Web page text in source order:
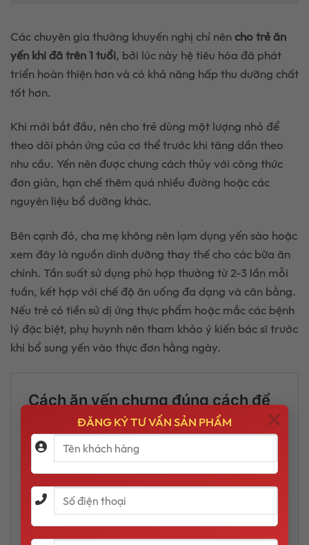
ĐĂNG KÝ TƯ VẤN SẢN PHẨM ×
Các chuyên gia thường khuyến nghị chỉ nêncho trẻ ăn
yến khi đã trên 1 tuổi, bởi lúc này hệ tiêu hóa đã phát
triển hoàn thiện hơn và có khả năng hấp thu dưỡng chất
tốt hơn.
Khi mới bắt đầu, nên cho trẻ dùng một lượng nhỏ để
theo dõi phản ứng của cơ thể trước khi tăng dần theo
nhu cầu. Yến nên được chưng cách thủy với công thức
đơn giản, hạn chế thêm quá nhiều đường hoặc các
nguyên liệu bổ dưỡng khác.
Bên cạnh đó, cha mẹ không nên lạm dụng yến sào hoặc
xem đây là nguồn dinh dưỡng thay thế cho các bữa ăn
chính. Tần suất sử dụng phù hợp thường từ 2-3 lần mỗi
tuần, kết hợp với chế độ ăn uống đa dạng và cân bằng.
Nếu trẻ có tiền sử dị ứng thực phẩm hoặc mắc các bệnh
lý đặc biệt, phụ huynh nên tham khảo ý kiến bác sĩ trước
khi bổ sung yến vào thực đơn hằng ngày.